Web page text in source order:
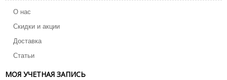
О нас
Скидки и акции
Доставка
Статьи
МОЯ УЧЕТНАЯ ЗАПИСЬ